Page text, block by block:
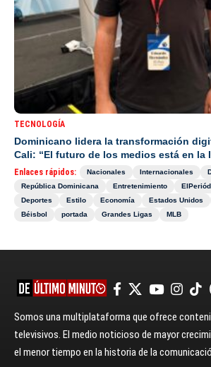
TECNOLOGÍA
Dominicano lidera la transformación
Cali: “El futuro de los medios está en la
Enlaces rápidos: Nacionales Internacionales
República Dominicana
Entretenimiento
Deportes
Estilo Economía Estados Unidos
Béisbol
portada Grandes Ligas MLB
Somos una multiplataforma que ofrece
televisivos. El medio noticioso de mayor
el menor tiempo en la historia de la